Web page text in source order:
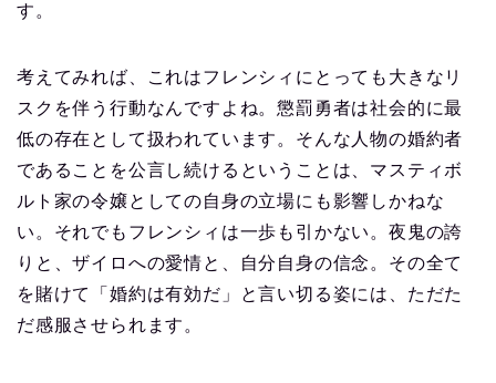
す。
考えてみれば、これはフレンシィにとっても大きなリ
スクを伴う行動なんですよね。懲罰勇者は社会的に最
低の存在として扱われています。そんな人物の婚約者
であることを公言し続けるということは、マスティボ
ルト家の令嬢としての自身の立場にも影響しかねな
い。それでもフレンシィは一歩も引かない。夜鬼の誇
りと、ザイロへの愛情と、自分自身の信念。その全て
を賭けて「婚約は有効だ」と言い切る姿には、ただた
だ感服させられます。